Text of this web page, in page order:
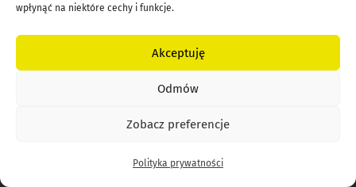
wpłynąć na niektóre cechy i funkcje.
Akceptuję
Odmów
Zobacz preferencje
Polityka prywatności